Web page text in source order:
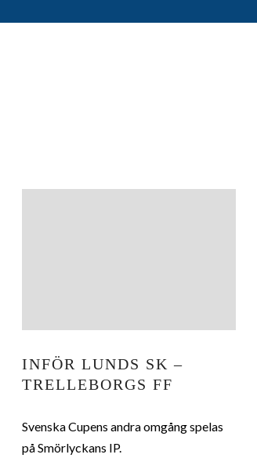
INFÖR LUNDS SK –
TRELLEBORGS FF
Svenska Cupens andra omgång spelas
på Smörlyckans IP.